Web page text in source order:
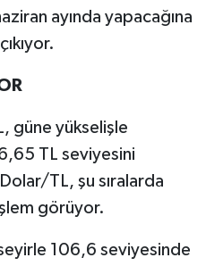
ayında yapacağına
güne yükselişle
TL seviyesini
TL, şu sıralarda
görüyor.
106,6 seviyesinde